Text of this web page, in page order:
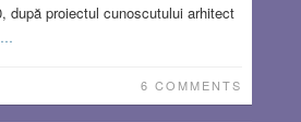
după proiectul cunoscutului arhitect
6 COMMENTS